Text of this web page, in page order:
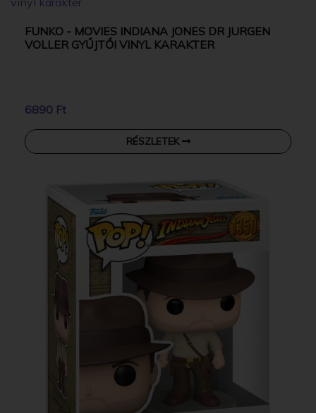
FUNKO - MOVIES INDIANA JONES DR JURGEN
VOLLER GYŰJTŐI VINYL KARAKTER
6890 Ft
RÉSZLETEK